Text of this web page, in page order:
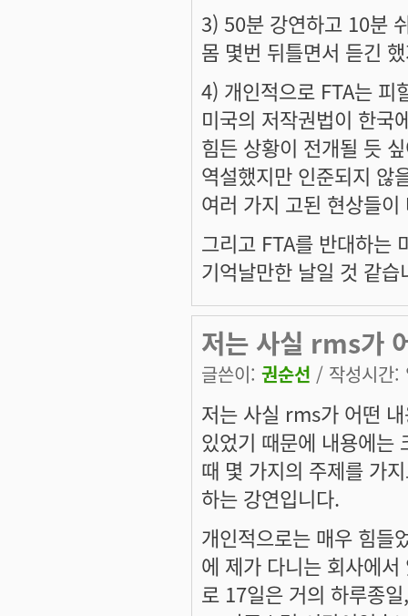
3) 50분 강연하고 10분
몸 몇번 뒤틀면서 듣긴
4) 개인적으로 FTA는 피
미국의 저작권법이 한국
힘든 상황이 전개될 듯
역설했지만 인준되지 않
여러 가지 고된 현상들
그리고 FTA를 반대하는
기억날만한 날일 것 같습
저는 사실 rms가
글쓴이: 권순선 / 작성시간
저는 사실 rms가 어떤
있었기 때문에 내용에는
때 몇 가지의 주제를 가
하는 강연입니다.
개인적으로는 매우 힘들
에 제가 다니는 회사에
로 17일은 거의 하루종